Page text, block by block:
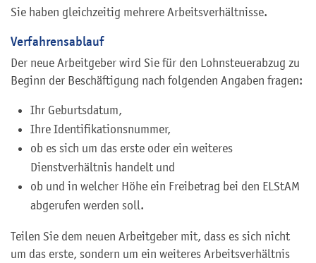
Sie haben gleichzeitig mehrere Arbeitsverhältnisse.
Verfahrensablauf
Der neue Arbeitgeber wird Sie für den Lohnsteuerabzug zu
Beginn der Beschäftigung nach folgenden Angaben fragen:
Ihr Geburtsdatum,
Ihre Identifikationsnummer,
ob es sich um das erste oder ein weiteres
Dienstverhältnis handelt und
ob und in welcher Höhe ein Freibetrag bei den ELStAM
abgerufen werden soll.
Teilen Sie dem neuen Arbeitgeber mit, dass es sich nicht
um das erste, sondern um ein weiteres Arbeitsverhältnis